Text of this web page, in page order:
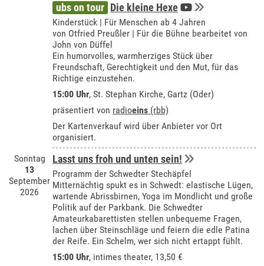
ubs on tour Die kleine Hexe
Kinderstück | Für Menschen ab 4 Jahren
von Otfried Preußler | Für die Bühne bearbeitet von
John von Düffel
Ein humorvolles, warmherziges Stück über
Freundschaft, Gerechtigkeit und den Mut, für das
Richtige einzustehen.
15:00 Uhr, St. Stephan Kirche, Gartz (Oder)
präsentiert von radioeins (rbb)
Der Kartenverkauf wird über Anbieter vor Ort
organisiert.
Sonntag
13
September
2026
Lasst uns froh und unten sein!
Programm der Schwedter Stechäpfel
Mitternächtig spukt es in Schwedt: elastische Lügen,
wartende Abrissbirnen, Yoga im Mondlicht und große
Politik auf der Parkbank. Die Schwedter
Amateurkabarettisten stellen unbequeme Fragen,
lachen über Steinschläge und feiern die edle Patina
der Reife. Ein Schelm, wer sich nicht ertappt fühlt.
15:00 Uhr, intimes theater, 13,50 €